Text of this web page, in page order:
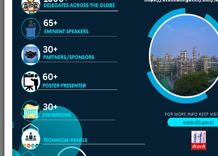
पूर्ण प्रोजेक्ट
जारी प्रोजेक्ट
उद्योग संवर्धन
स्वदेशी तकनीकें
पूर्ण प्रोजेक्ट
परियोजना